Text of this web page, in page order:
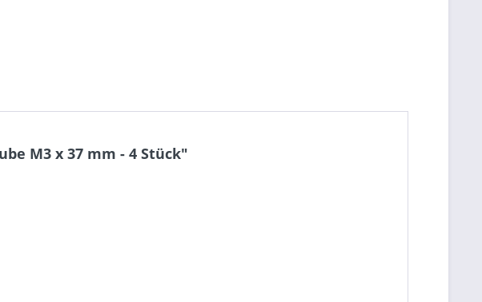
M3 x 37 mm - 4 Stück"